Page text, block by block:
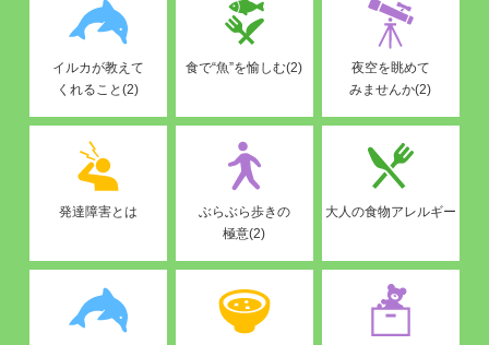
イルカが教えて
くれること(2)
食で“魚”を愉しむ(2)
夜空を眺めて
みませんか(2)
発達障害とは
ぶらぶら歩きの
極意(2)
大人の食物アレルギー